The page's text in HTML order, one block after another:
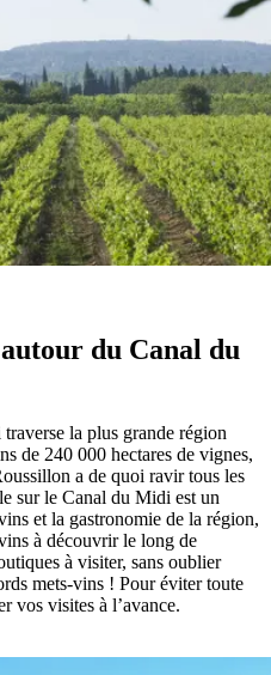
du Canal du
la plus grande région
de 240 000 hectares de vignes,
a de quoi ravir tous les
sur le Canal du Midi est un
et la gastronomie de la région,
à découvrir le long de
à visiter, sans oublier
mets-vins ! Pour éviter toute
vos visites à l’avance.